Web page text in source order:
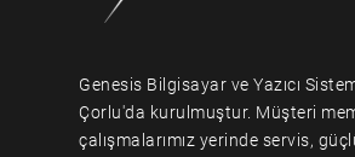
Genesis Bilgisayar ve Yazıcı
Çorlu'da kurulmuştur. Müşteri
çalışmalarımız yerinde servis,